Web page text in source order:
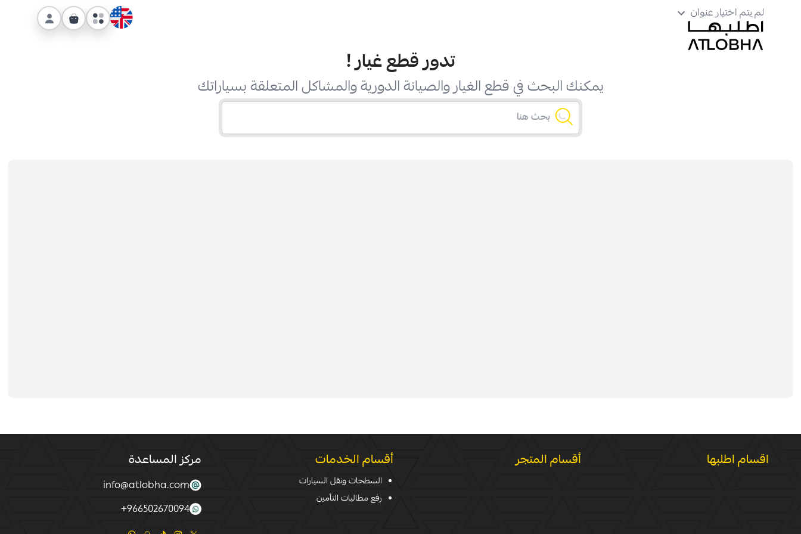
لم يتم اختيار عنوان
تدور قطع غيار!
يمكنك البحث في قطع الغيار والصيانة الدورية والمشاكل المتعلقة بسياراتك
اقسام اطلبها أقسام المتجر أقسام الخدمات
السطحات ونقل السيارات
رفع مطالبات التأمين
مركز المساعدة
info@atlobha.com
966502670094
+